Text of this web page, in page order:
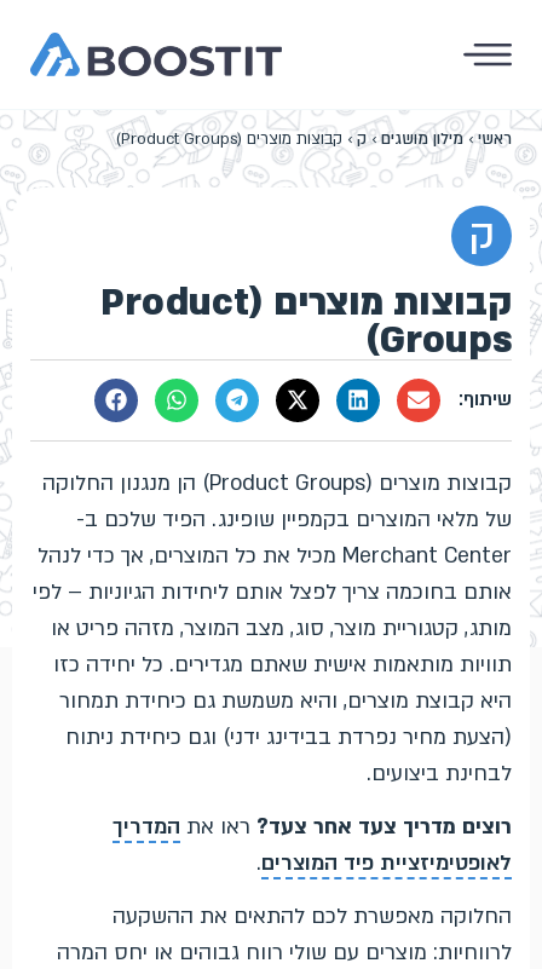
ראשי›מילון מושגים›ק› קבוצות מוצרים (Product Groups)
ק
קבוצות מוצרים (Product
Groups)
קבוצות מוצרים (Product Groups) הן מנגנון החלוקה
של מלאי המוצרים בקמפיין שופינג. הפיד שלכם ב-
Merchant Center מכיל את כל המוצרים, אך כדי לנהל
אותם בחוכמה צריך לפצל אותם ליחידות הגיוניות – לפי
מותג, קטגוריית מוצר, סוג, מצב המוצר, מזהה פריט או
תוויות מותאמות אישית שאתם מגדירים. כל יחידה כזו
היא קבוצת מוצרים, והיא משמשת גם כיחידת תמחור
(הצעת מחיר נפרדת בבידינג ידני) וגם כיחידת ניתוח
לבחינת ביצועים.
רוצים מדריך צעד אחר צעד? ראו את המדריך
לאופטימיזציית פיד המוצרים.
החלוקה מאפשרת לכם להתאים את ההשקעה
לרווחיות: מוצרים עם שולי רווח גבוהים או יחס המרה